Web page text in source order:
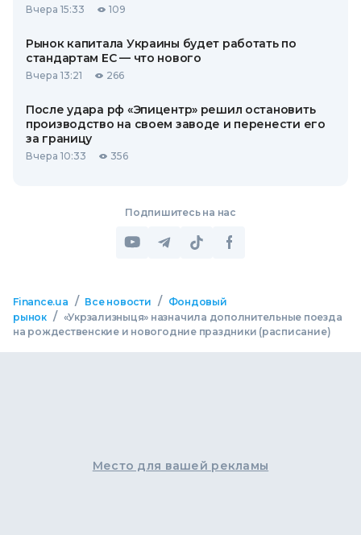
Вчера 15:33 109
Рынок капитала Украины будет работать по
стандартам ЕС — что нового
Вчера 13:21 266
После удара рф «Эпицентр» решил остановить
производство на своем заводе и перенести его
за границу
Вчера 10:33 356
Подпишитесь на нас
Finance.ua / Все новости /
Фондовый
рынок / «Укрзализныця» назначила дополнительные поезда
на рождественские и новогодние праздники (расписание)
Место для вашей рекламы